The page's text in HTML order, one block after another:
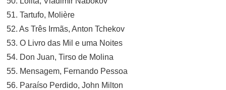
51. Tartufo, Molière
52. As Três Irmãs, Anton Tchekov
53. O Livro das Mil e uma Noites
54. Don Juan, Tirso de Molina
55. Mensagem, Fernando Pessoa
56. Paraíso Perdido, John Milton